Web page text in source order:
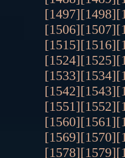
[1497][1498]
[1506][1507]
[1515][1516]
[1524][1525]
[1533][1534]
[1542][1543]
[1551][1552]
[1560][1561]
[1569][1570]
[1578][1579]